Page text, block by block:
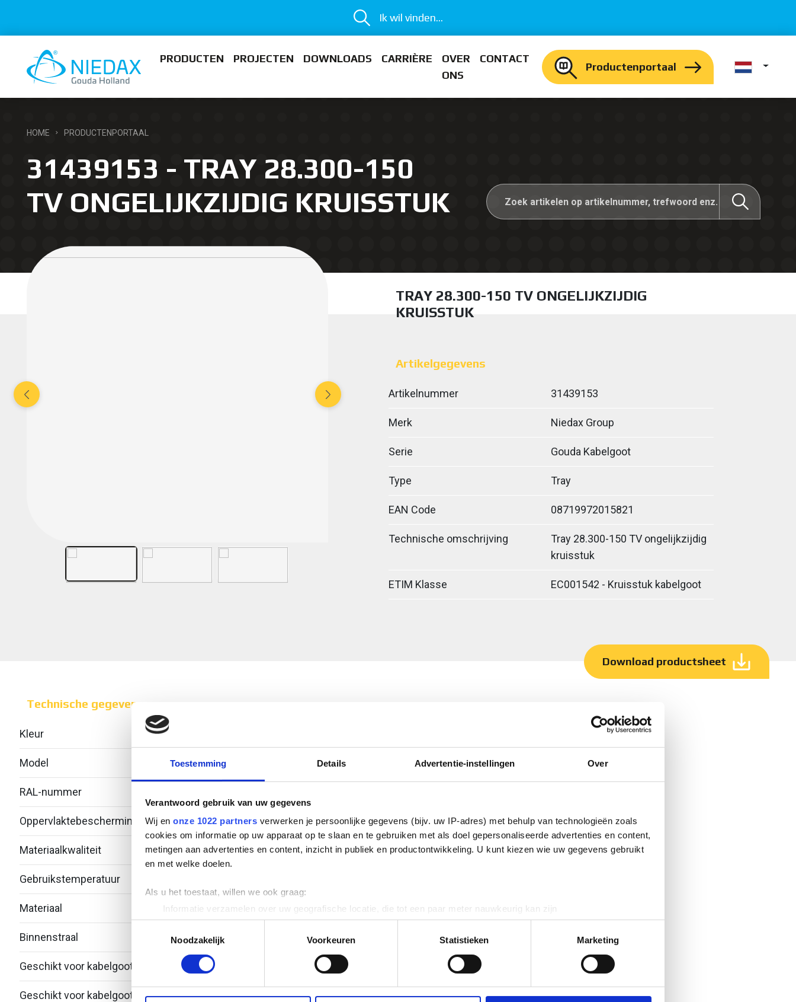
Toestemming Details Advertentie-instellingen Over
Verantwoord gebruik van uw gegevens
Wij en onze 1022 partners verwerken je persoonlijke gegevens (bijv. uw IP-adres) met behulp van technologieën zoals
cookies om informatie op uw apparaat op te slaan en te gebruiken met als doel gepersonaliseerde advertenties en content,
metingen aan advertenties en content, inzicht in publiek en productontwikkeling. U kunt kiezen wie uw gegevens gebruikt
en met welke doelen.
Als u het toestaat, willen we ook graag:
Informatie verzamelen over uw geografische locatie, die tot een paar meter nauwkeurig kan zijn
Uw apparaat identificeren door het actief te scannen op specifieke eigenschappen (fingerprinting)
Lees meer over hoe uw persoonlijke gegevens worden verwerkt en stel uw voorkeuren in het
detailgedeeltein. U kunt uw
toestemming op elk moment wijzigen of intrekken in de Cookieverklaring.
websiteverkeer te analyseren. Ook delen we informatie over uw gebruik van onze site met onze partners voor social
Noodzakelijk
Voorkeuren Statistieken Marketing
Ik wil vinden...
PRODUCTEN PROJECTEN DOWNLOADS CARRIÈRE
OVER
ONS
CONTACT
Productenportaal
HOME PRODUCTENPORTAAL
31439153 - TRAY 28.300-150
TV ONGELIJKZIJDIG KRUISSTUK
TRAY 28.300-150 TV ONGELIJKZIJDIG
KRUISSTUK
Artikelgegevens
Artikelnummer 31439153
Merk Niedax Group
Serie Gouda Kabelgoot
Type Tray
EAN Code 08719972015821
Technische omschrijving
Tray 28.300-150 TV ongelijkzijdig
kruisstuk
ETIM Klasse EC001542 - Kruisstuk kabelgoot
Download productsheet
Technische gegevens
Kleur
Model Geïntegreerde verbinder
RAL-nummer
Oppervlaktebescherming Thermisch verzinkt (Hot-dip)
Materiaalkwaliteit Overig
Gebruikstemperatuur
Materiaal Staal
Binnenstraal
Geschikt voor kabelgootbreedte
Geschikt voor kabelgoothoogte 28